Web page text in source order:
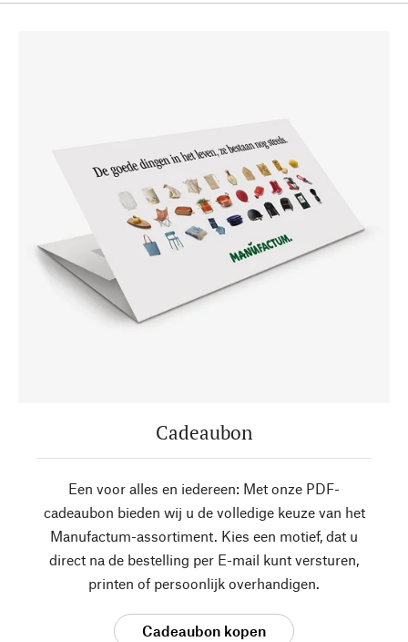
Cadeaubon
Een voor alles en iedereen: Met onze PDF-
cadeaubon bieden wij u de volledige keuze van het
Manufactum-assortiment. Kies een motief, dat u
direct na de bestelling per E-mail kunt versturen,
printen of persoonlijk overhandigen.
Cadeaubon kopen